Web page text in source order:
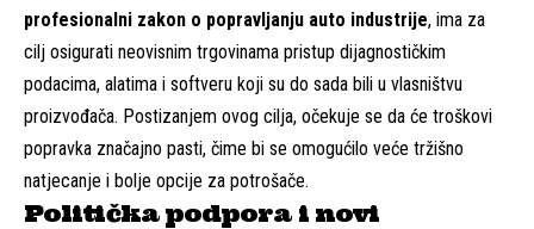
profesionalni zakon o popravljanju auto industrije, ima za
cilj osigurati neovisnim trgovinama pristup dijagnostičkim
podacima, alatima i softveru koji su do sada bili u vlasništvu
proizvođača. Postizanjem ovog cilja, očekuje se da će troškovi
popravka značajno pasti, čime bi se omogućilo veće tržišno
natjecanje i bolje opcije za potrošače.
Politička podpora i novi